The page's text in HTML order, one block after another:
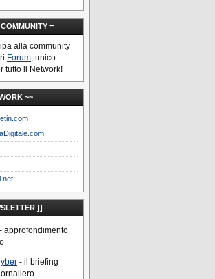
=
alla community
Forum, unico
tutto il Network!
~~
]]
- approfondimento
- il briefing